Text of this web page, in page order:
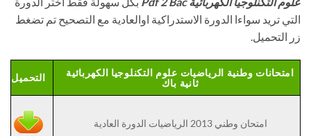
التي تريد سواءا الدورة الاستدراكية اوالعادية مع التصحيح تم تضغط
زر التحميل.
امتحانات وطنية الرياضيات علوم التكنلوجيا الكهربائية
ثانية باك
التحميل
امتحان وطني 2013 الرياضيات الدورة العادية